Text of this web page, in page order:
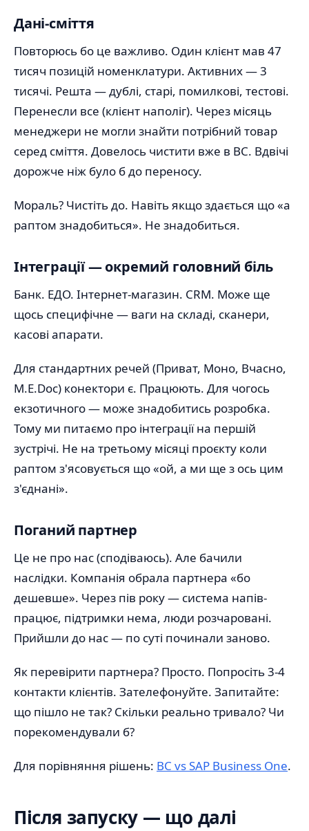
Дані-сміття
Повторюсь бо це важливо. Один клієнт мав 47
тисяч позицій номенклатури. Активних — 3
тисячі. Решта — дублі, старі, помилкові, тестові.
Перенесли все (клієнт наполіг). Через місяць
менеджери не могли знайти потрібний товар
серед сміття. Довелось чистити вже в BC. Вдвічі
дорожче ніж було б до переносу.
Мораль? Чистіть до. Навіть якщо здається що «а
раптом знадобиться». Не знадобиться.
Інтеграції — окремий головний біль
Банк. ЕДО. Інтернет-магазин. CRM. Може ще
щось специфічне — ваги на складі, сканери,
касові апарати.
Для стандартних речей (Приват, Моно, Вчасно,
M.E.Doc) конектори є. Працюють. Для чогось
екзотичного — може знадобитись розробка.
Тому ми питаємо про інтеграції на першій
зустрічі. Не на третьому місяці проєкту коли
раптом з'ясовується що «ой, а ми ще з ось цим
з'єднані».
Поганий партнер
Це не про нас (сподіваюсь). Але бачили
наслідки. Компанія обрала партнера «бо
дешевше». Через пів року — система напів-
працює, підтримки нема, люди розчаровані.
Прийшли до нас — по суті починали заново.
Як перевірити партнера? Просто. Попросіть 3-4
контакти клієнтів. Зателефонуйте. Запитайте:
що пішло не так? Скільки реально тривало? Чи
порекомендували б?
Для порівняння рішень: BC vs SAP Business One.
Після запуску — що далі